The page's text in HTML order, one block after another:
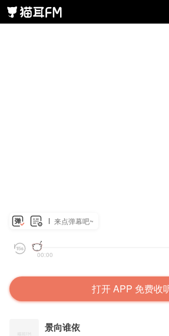
来点弹幕吧~
00:00
打开 APP 免费收
景向谁依